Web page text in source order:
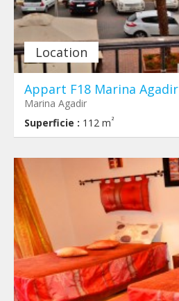
Location
Appart F18 Marina Agadir
Marina Agadir
Superficie : 112 m²